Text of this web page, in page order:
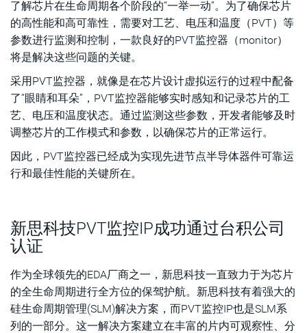
了解芯片在生命周期各个阶段的“一举一动”。为了确保芯片
的高性能和高可靠性，需要对工艺、电压和温度（PVT）等
参数进行监测和控制，一款良好的PVT监控器（monitor）
将是解决这些问题的关键。
采用PVT监控器，就像是在芯片设计虚拟运行的过程中配备
了“眼睛和耳朵”，PVT监控器能够实时感知和记录芯片的工
艺、电压和温度状态。通过监测这些参数，开发者能够及时
调整芯片的工作模式和参数，以确保芯片的正常运行。
因此，PVT监控器已经成为实现先进节点半导体器件可靠运
行和最佳性能的关键所在。
新思科技PVT监控IP成功通过台积公司
认证
作为全球领先的EDA厂商之一，新思科技一直致力于为芯片
的全生命周期进行全方位的保驾护航。新思科技有着强大的
硅生命周期管理(SLM)解决方案，而PVT监控IP也是SLM系
列的一部分。这一解决方案建立在丰富的片内可观察性、分